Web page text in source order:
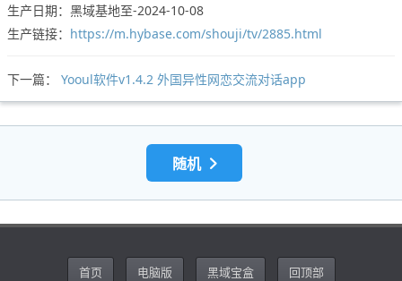
生产日期：黑域基地至-2024-10-08
生产链接： https://m.hybase.com/shouji/tv/2885.html
下一篇： Yooul软件v1.4.2 外国异性网恋交流对话app
随机
首页 电脑版 黑域宝盒 回顶部